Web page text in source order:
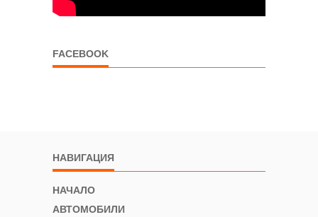
FACEBOOK
НАВИГАЦИЯ
НАЧАЛО
АВТОМОБИЛИ